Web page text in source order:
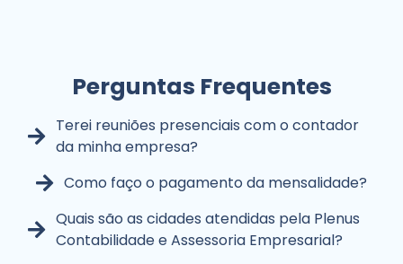
Perguntas Frequentes
Terei reuniões presenciais com o contador
da minha empresa?
Como faço o pagamento da mensalidade?
Quais são as cidades atendidas pela Plenus
Contabilidade e Assessoria Empresarial?